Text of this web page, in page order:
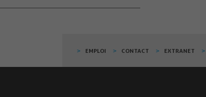
EMPLOI CONTACT EXTRANET